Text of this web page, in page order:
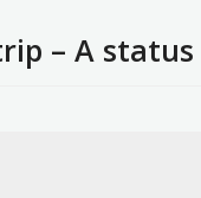
– A